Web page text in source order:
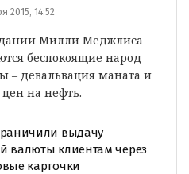
2015, 14:52
Милли Меджлиса
беспокоящие народ
– девальвация маната и
на нефть.
выдачу
валюты клиентам через
карточки